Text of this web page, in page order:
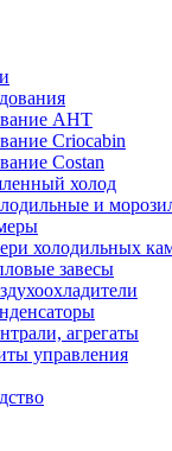
AHT
Criocabin
Costan
холод
и
холодильных
завесы
агрегаты
управления